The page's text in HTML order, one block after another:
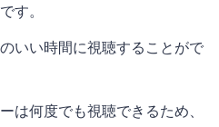
す。
いい時間に視聴することがで
は何度でも視聴できるため、